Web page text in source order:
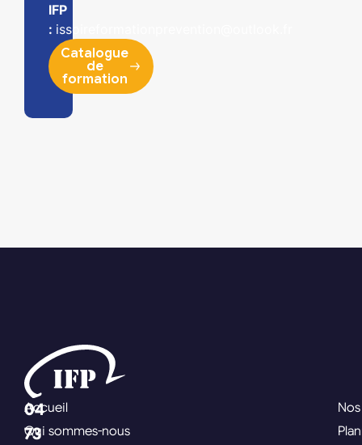
IFP
: issoireformationprevention@outlook.fr
Catalogue
de
formation
04
73
Accueil
Qui sommes-nous